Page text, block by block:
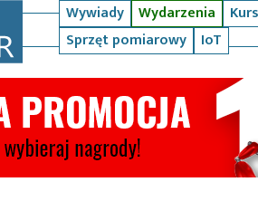
Wywiady Wydarzenia
Sprzęt pomiarowy
IoT